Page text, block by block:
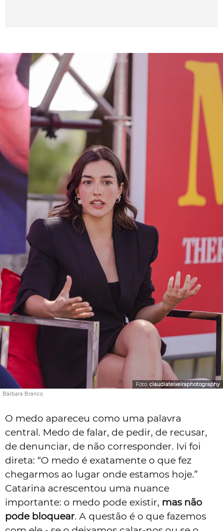
Bárbara Branco
Foto: claudiateixeiraphotography
O medo apareceu como uma palavra
central. Medo de falar, de pedir, de recusar,
de denunciar, de não corresponder. Ivi foi
direta: “O medo é exatamente o que fez
chegarmos ao lugar onde estamos hoje.”
Catarina acrescentou uma nuance
importante: o medo pode existir, mas não
pode bloquear. A questão é o que fazemos